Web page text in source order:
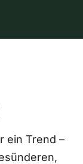
ein Trend –